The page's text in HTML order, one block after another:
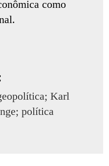
como
Karl
política